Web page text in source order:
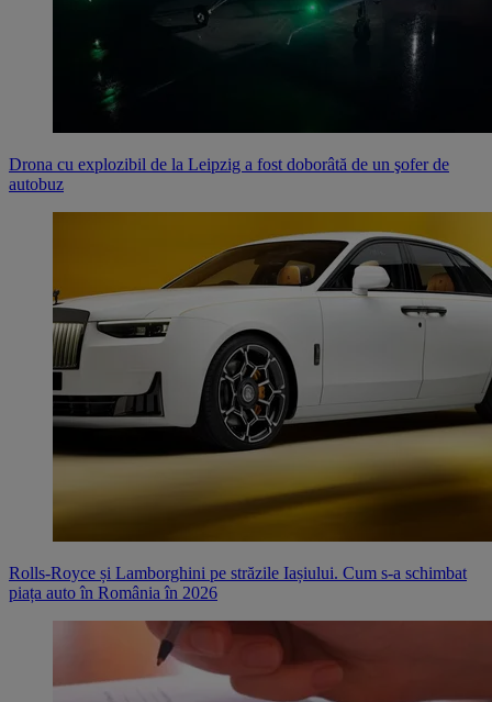
Drona cu explozibil de la Leipzig a fost doborâtă de un şofer de
autobuz
Rolls-Royce și Lamborghini pe străzile Iașiului. Cum s-a schimbat
piața auto în România în 2026